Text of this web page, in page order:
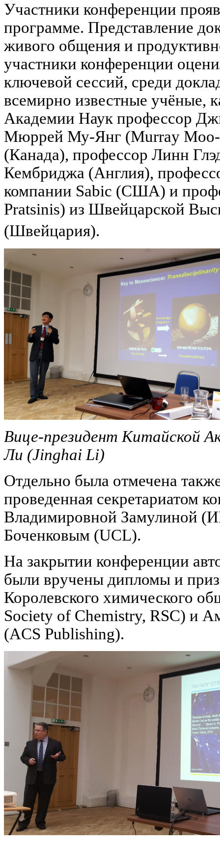
Участники конференции
программе. Представление
живого общения и
участники конференции
ключевой сессий, среди
всемирно известные учёные,
Академии Наук профессор
Мюррей Му-Янг (Murray Moo-
(Канада), профессор Линн
Кембриджа (Англия),
компании Sabic (США) и
Pratsinis) из Швейцарской
(Швейцария).
Вице-президент Китайской
Ли (Jinghai Li)
Отдельно была отмечена
проведенная секретариатом
Владимировной Замулиной
Боченковым (UCL).
На закрытии конференции
были вручены дипломы и
Королевского химического
Society of Chemistry, RSC) и
(ACS Publishing).